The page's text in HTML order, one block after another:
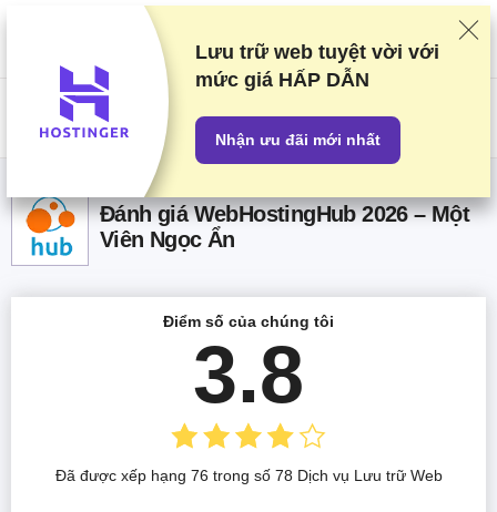
Chúng tôi xếp hạng các nhà cung cấp dựa trên thử nghiệm và nghiên
cứu khắt khe, nhưng cũng cân nhắc phản hồi của bạn và các thỏa thuận
thương mại của chúng tôi với các nhà cung cấp. Trang này chứa các
đường dẫn liên kết.
Tiết lộ Quảng cáo
US$
Đánh giá WebHostingHub 2026 – Một
Viên Ngọc Ẩn
Điểm số của chúng tôi
3.8
Đã được xếp hạng 76 trong số 78 Dịch vụ Lưu trữ Web
Lưu trữ web tuyệt vời với
mức giá HẤP DẪN
Nhận ưu đãi mới nhất